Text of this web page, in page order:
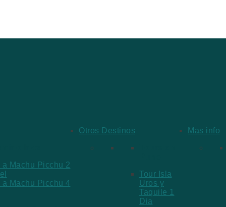
Machu Picchu 2
Machu Picchu 4
Otros Destinos
Tour Isla
Uros y
Taquile 1
Dia
Mas info